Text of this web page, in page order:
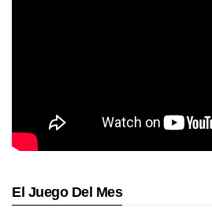
El Juego Del Mes